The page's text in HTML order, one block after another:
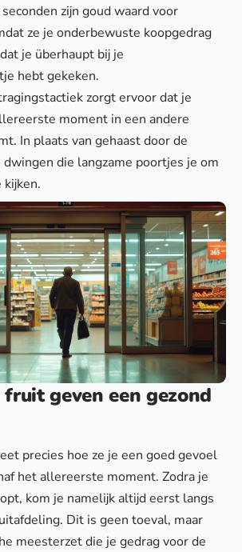
zijn goud waard voor
ze je onderbewuste koopgedrag
je überhaupt bij je
hebt gekeken.
zorgt ervoor dat je
moment in een andere
In plaats van gehaast door de
die langzame poortjes je om
kijken.
geven een gezond
precies hoe ze je een goed gevoel
het allereerste moment. Zodra je
kom je namelijk altijd eerst langs
Dit is geen toeval, maar
meesterzet die je gedrag voor de